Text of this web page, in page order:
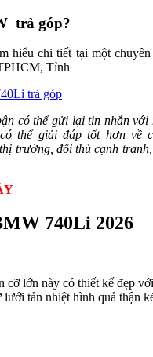
trả góp?
hiểu chi tiết tại một
Tỉnh
trả góp
có thể gửi lại tin nhắn với
thể giải đáp tốt hơn về
trường, đối thủ cạnh
740Li 2026
cỡ lớn này có thiết kế đẹp
lưới tản nhiệt hình quả thận